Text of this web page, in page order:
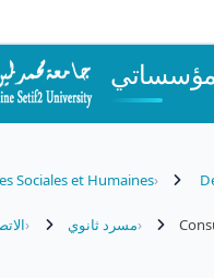
Sociales et Humaines
مسرد ثانوي